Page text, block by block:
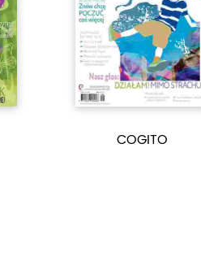
COGITO